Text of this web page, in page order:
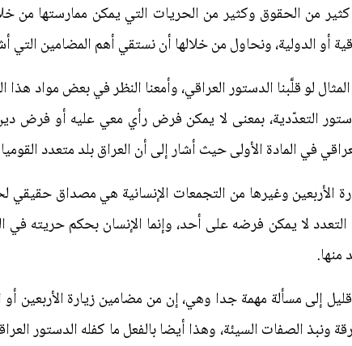
من الحقوق وكثير من الحريات التي يمكن ممارستها من
أو الدولية، ونحاول من خلالها أن نستقي أهم المضامين التي
لو قلَّبنا الدستور العراقي، وأمعنا النظر في بعض مواد
التعدّدية، بمعنى لا يمكن فرض رأي معي عليه أو فرض
في المادة الأولى حيث أشار إلى أن العراق بلد متعدد
الأربعين وغيرها من التجمعات الإنسانية هي مصداق حقيقي
لا يمكن فرضه على أحد، وإنما الإنسان بحكم حريته في
منها.
إلى مسألة مهمة جدا وهي، إن من مضامين زيارة الأربعين